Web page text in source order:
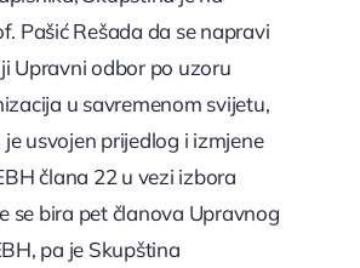
Pašić Rešada da se napravi
Upravni odbor po uzoru
u savremenom svijetu,
usvojen prijedlog i izmjene
člana 22 u vezi izbora
se bira pet članova Upravnog
pa je Skupština